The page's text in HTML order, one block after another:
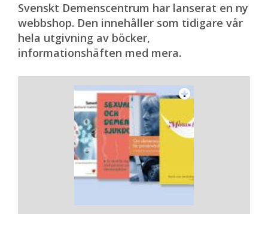
Svenskt Demenscentrum har lanserat en ny
webbshop. Den innehåller som tidigare vår
hela utgivning av böcker,
informationshäften med mera.